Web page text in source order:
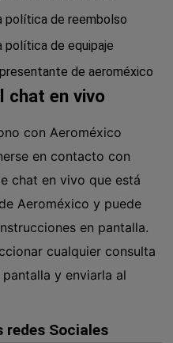
política de reembolso
política de equipaje
de aeroméxico
chat en vivo
con Aeroméxico
en contacto con
chat en vivo que está
Aeroméxico y puede
en pantalla.
cualquier consulta
y enviarla al
Sociales